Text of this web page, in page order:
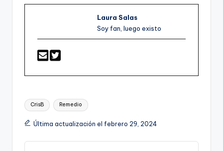
Laura Salas
Soy fan, luego existo
Etiquetas:
CrisB Remedio
Última actualización el febrero 29, 2024